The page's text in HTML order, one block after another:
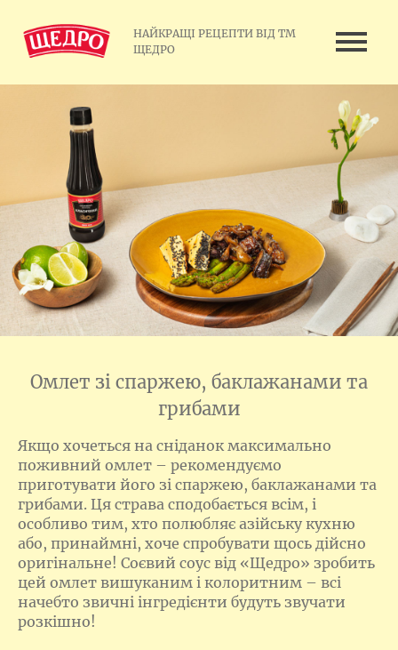
НАЙКРАЩІ РЕЦЕПТИ ВІД ТМ
ЩЕДРО
Омлет зі спаржею, баклажанами та
грибами
Якщо хочеться на сніданок максимально
поживний омлет – рекомендуємо
приготувати його зі спаржею, баклажанами та
грибами. Ця страва сподобається всім, і
особливо тим, хто полюбляє азійську кухню
або, принаймні, хоче спробувати щось дійсно
оригінальне! Соєвий соус від «Щедро» зробить
цей омлет вишуканим і колоритним – всі
начебто звичні інгредієнти будуть звучати
розкішно!